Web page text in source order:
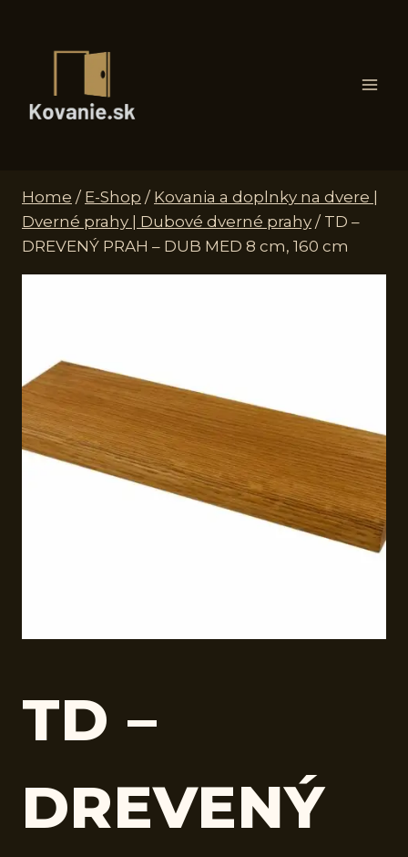
Home / E-Shop / Kovania a doplnky na dvere |
Dverné prahy | Dubové dverné prahy / TD –
DREVENÝ PRAH – DUB MED 8 cm, 160 cm
TD –
DREVENÝ